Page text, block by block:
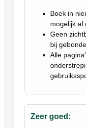
Boek in
mogelijk al
Geen
bij
Alle
Zeer goed: